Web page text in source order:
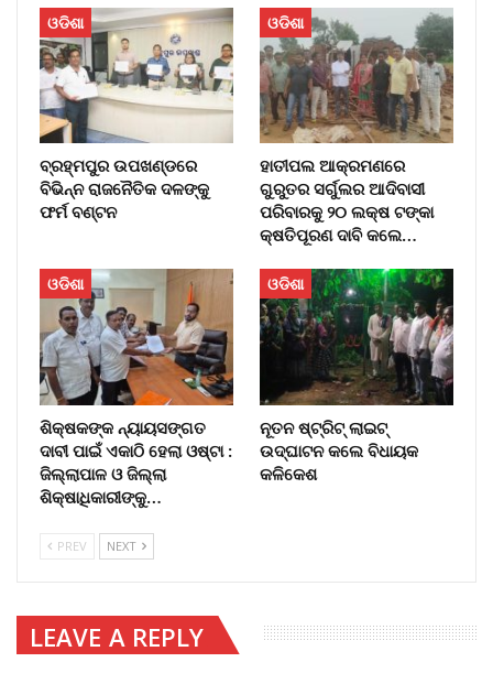
ଓଡିଶା
ବ୍ରହ୍ମପୁର ଉପଖଣ୍ଡରେ
ବିଭିନ୍ନ ରାଜନୈତିକ ଦଳଙ୍କୁ
ଫର୍ମ ବଣ୍ଟନ
ଓଡିଶା
ହାତୀପଲ ଆକ୍ରମଣରେ
ଗୁରୁତର ସର୍ଗୁଲର ଆଦିବାସୀ
ପରିବାରକୁ ୨୦ ଲକ୍ଷ ଟଙ୍କା
କ୍ଷତିପୂରଣ ଦାବି କଲେ…
ଓଡିଶା
ଶିକ୍ଷକଙ୍କ ନ୍ୟାୟସଙ୍ଗତ
ଦାବୀ ପାଇଁ ଏକାଠି ହେଲା ଓଷ୍ଟା :
ଜିଲ୍ଲାପାଳ ଓ ଜିଲ୍ଲା
ଶିକ୍ଷାଧିକାରୀଙ୍କୁ…
ଓଡିଶା
ନୂତନ ଷ୍ଟ୍ରିଟ୍ ଲାଇଟ୍‌
ଉଦ୍‌ଘାଟନ କଲେ ବିଧାୟକ
କଳିକେଶ
PREV NEXT
LEAVE A REPLY